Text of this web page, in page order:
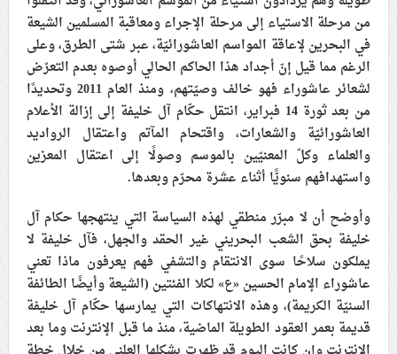
من مرحلة الاستياء إلى مرحلة الإجراء ومعاقبة المسلمين الشيعة
في البحرين لإعاقة المواسم العاشورائيّة، عبر شتى الطرق، وعلى
الرغم مما قيل إنّ أجداد هذا الحاكم الحالي أوصوه بعدم التعرّض
لشعائر عاشوراء فهو خالف وصيّتهم، ومنذ العام 2011 وتحديدًا
من بعد ثورة 14 فبراير، انتقل حكّام آل خليفة إلى إزالة الأعلام
العاشورائيّة والشعارات، واقتحام المآتم واعتقال الرواديد
والعلماء وكلّ المعنيّين بالموسم وصولًا إلى اعتقال المعزين
واستهدافهم سنويًّا أثناء عشرة محرّم وبعدها.
وأوضح أن لا مبرّر منطقي لهذه السياسة التي ينتهجها حكام آل
خليفة بحق الشعب البحريني غير الحقد والجهل، فآل خليفة لا
يملكون سلاحًا سوى الانتقام والتشفي فهم يعرفون ماذا تعني
عاشوراء الإمام الحسين «ع» لكلا الفئتين (الشيعة وأيضًا الطائفة
السنيّة الكريمة)، وهذه الانتهاكات التي يمارسها حكّام آل خليفة
قديمة بعمر العقود الطويلة الماضية، منذ ما قبل الإنترنت وما بعد